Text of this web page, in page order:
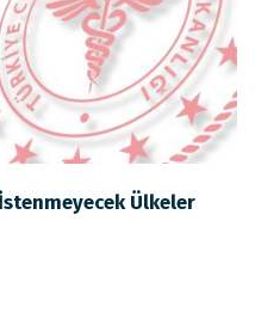
Ülkeler